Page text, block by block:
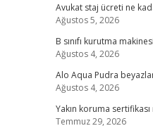
Avukat staj ücreti ne
Ağustos 5, 2026
B sınıfı kurutma
Ağustos 4, 2026
Alo Aqua Pudra
Ağustos 4, 2026
Yakın koruma sertifikası
Temmuz 29, 2026